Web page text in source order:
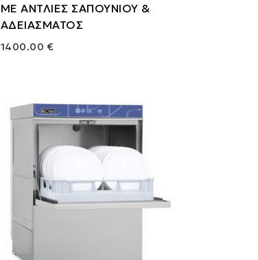
ΜΕ ΑΝΤΛΙΕΣ ΣΑΠΟΥΝΙΟΥ &
ΑΔΕΙΑΣΜΑΤΟΣ
1400.00 €